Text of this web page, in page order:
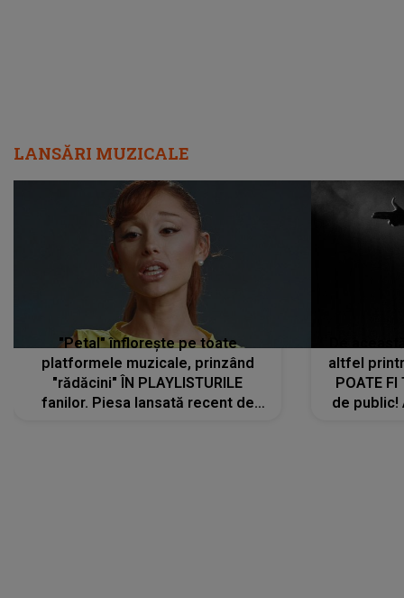
LANSĂRI MUZICALE
"Petal" înflorește pe toate
platformele muzicale, prinzând
"rădăcini" ÎN PLAYLISTURILE
fanilor. Piesa lansată recent de
altfel
POATE FI
de public!